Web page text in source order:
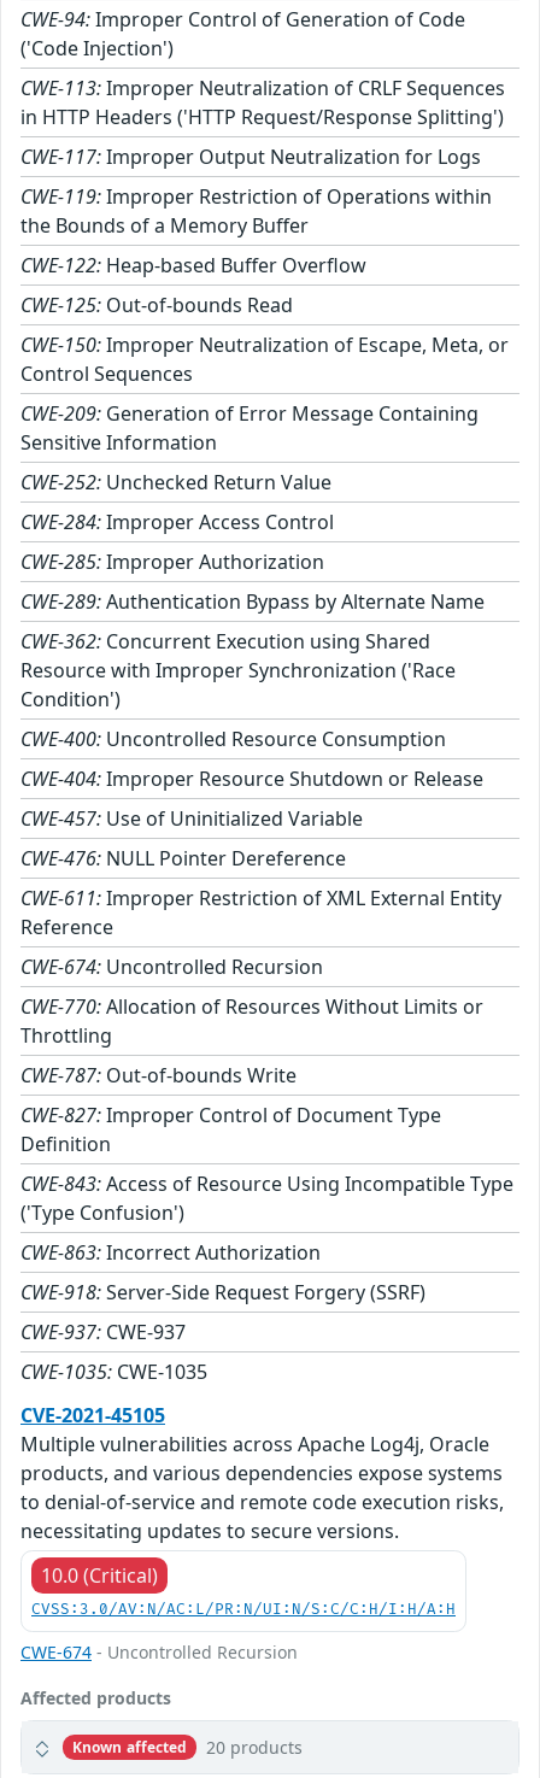
CWE-94:Improper Control of Generation of Code
('Code Injection')
CWE-113:Improper Neutralization of CRLF Sequences
in HTTP Headers ('HTTP Request/Response Splitting')
CWE-117:Improper Output Neutralization for Logs
CWE-119:Improper Restriction of Operations within
the Bounds of a Memory Buffer
CWE-122: Heap-based Buffer Overflow
CWE-125: Out-of-bounds Read
CWE-150:Improper Neutralization of Escape, Meta, or
Control Sequences
CWE-209: Generation of Error Message Containing
Sensitive Information
CWE-252: Unchecked Return Value
CWE-284:Improper Access Control
CWE-285:Improper Authorization
CWE-289:Authentication Bypass by Alternate Name
CWE-362: Concurrent Execution using Shared
Resource with Improper Synchronization ('Race
Condition')
CWE-400: Uncontrolled Resource Consumption
CWE-404:Improper Resource Shutdown or Release
CWE-457: Use of Uninitialized Variable
CWE-476: NULL Pointer Dereference
CWE-611:Improper Restriction of XML External Entity
Reference
CWE-674: Uncontrolled Recursion
CWE-770:Allocation of Resources Without Limits or
Throttling
CWE-787: Out-of-bounds Write
CWE-827:Improper Control of Document Type
Definition
CWE-843:Access of Resource Using Incompatible Type
('Type Confusion')
CWE-863:Incorrect Authorization
CWE-918:Server-Side Request Forgery (SSRF)
CWE-937: CWE-937
CWE-1035: CWE-1035
CVE-2021-45105
Multiple vulnerabilities across Apache Log4j, Oracle
products, and various dependencies expose systems
to denial-of-service and remote code execution risks,
necessitating updates to secure versions.
10.0 (Critical)
CVSS:3.0/AV:N/AC:L/PR:N/UI:N/S:C/C:H/I:H/A:H
CWE-674 - Uncontrolled Recursion
Affected products
Known affected 20 products